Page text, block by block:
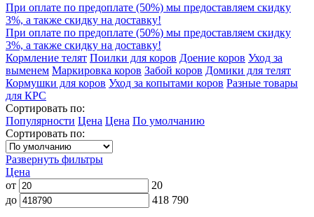
При оплате по предоплате (50%) мы предоставляем скидку
3%, а также скидку на доставку!
При оплате по предоплате (50%) мы предоставляем скидку
3%, а также скидку на доставку!
Кормление телят Поилки для коров Доение коров Уход за
выменем Маркировка коров Забой коров Домики для телят
Кормушки для коров Уход за копытами коров Разные товары
для КРС
Сортировать по:
Популярности Цена Цена По умолчанию
Сортировать по:
Развернуть фильтры
Цена
от
20
до
418 790